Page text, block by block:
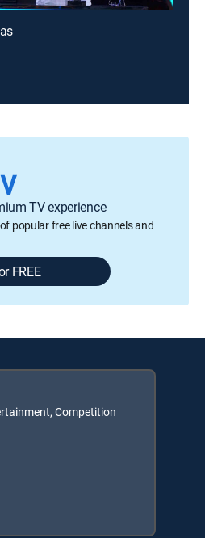
TV experience
popular free live channels and
FREE
Competition